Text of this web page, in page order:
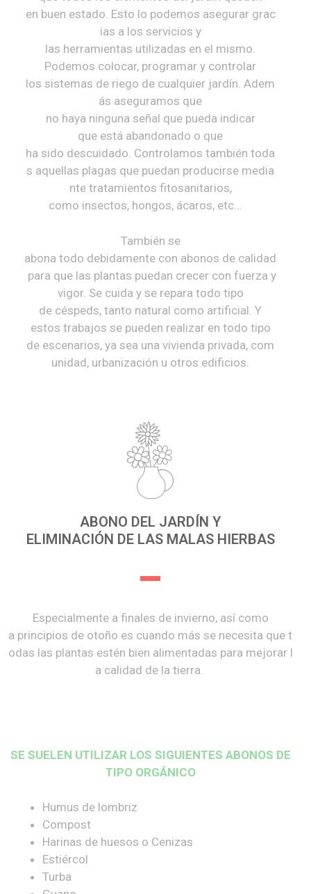
en buen estado. Esto lo podemos asegurar grac
ias a los servicios y
las herramientas utilizadas en el mismo.
Podemos colocar, programar y controlar
los sistemas de riego de cualquier jardín. Adem
ás aseguramos que
no haya ninguna señal que pueda indicar
que está abandonado o que
ha sido descuidado. Controlamos también toda
s aquellas plagas que puedan producirse media
nte tratamientos fitosanitarios,
como insectos, hongos, ácaros, etc…
También se
abona todo debidamente con abonos de calidad
para que las plantas puedan crecer con fuerza y
vigor. Se cuida y se repara todo tipo
de céspeds, tanto natural como artificial. Y
estos trabajos se pueden realizar en todo tipo
de escenarios, ya sea una vivienda privada, com
unidad, urbanización u otros edificios.
ABONO DEL JARDÍN Y
ELIMINACIÓN DE LAS MALAS HIERBAS
Especialmente a finales de invierno, así como
a principios de otoño es cuando más se necesita que t
odas las plantas estén bien alimentadas para mejorar l
a calidad de la tierra.
SE SUELEN UTILIZAR LOS SIGUIENTES ABONOS DE
TIPO ORGÁNICO
Humus de lombriz
Compost
Harinas de huesos o Cenizas
Estiércol
Turba